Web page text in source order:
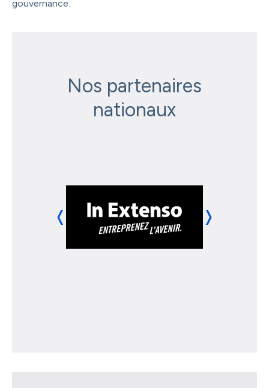
gouvernance.
Nos partenaires
nationaux
❬ ❭